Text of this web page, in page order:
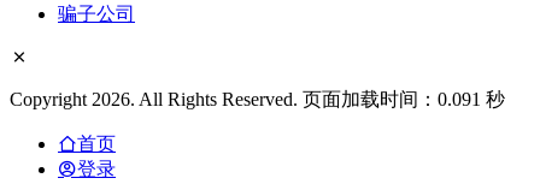
骗子公司
Copyright 2026. All Rights Reserved. 页面加载时间：0.091 秒
首页
登录